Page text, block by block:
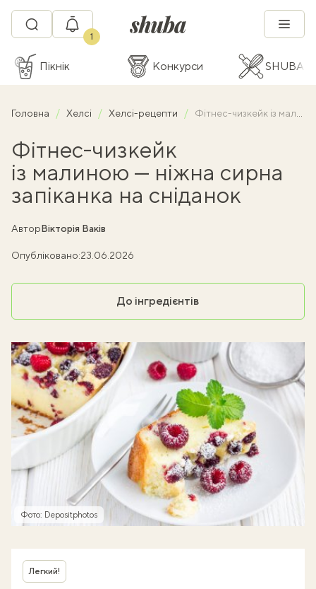
1
Пікнік Конкурси SHUBA
Головна Хелсі Хелсі-рецепти Фітнес-чизкейк із малиною — ніжна сирна запіканка на сніданок
Фітнес-чизкейк
із малиною — ніжна сирна
запіканка на сніданок
АвторВікторія Ваків
Опубліковано:23.06.2026
До інгредієнтів
Фото: Depositphotos
Легкий!